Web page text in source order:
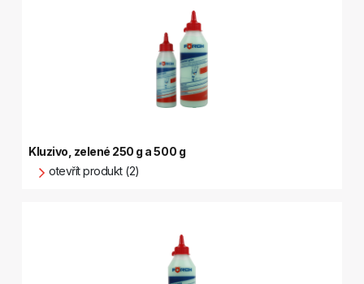
Kluzivo, zelené 250 g a 500 g
otevřít produkt (2)